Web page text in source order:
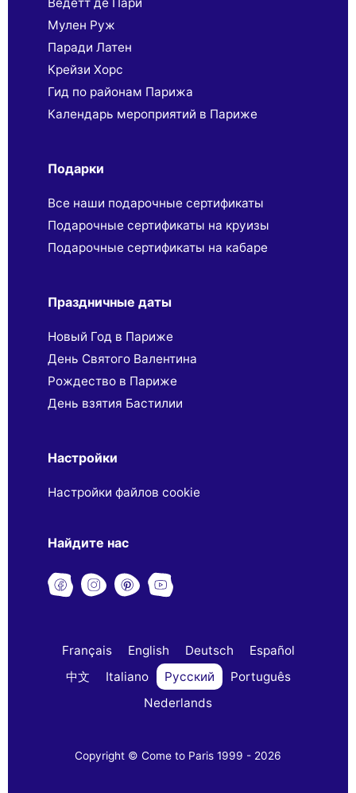
Мулен Руж
Паради Латен
Крейзи Хорс
Гид по районам Парижа
Календарь мероприятий в Париже
Подарки
Все наши подарочные сертификаты
Подарочные сертификаты на круизы
Подарочные сертификаты на кабаре
Праздничные даты
Новый Год в Париже
День Святого Валентина
Рождество в Париже
День взятия Бастилии
Настройки
Настройки файлов cookie
Найдите нас
Français English Deutsch
Español
中文
Italiano Русский
Português
Nederlands
Copyright © Come to Paris 1999 - 2026